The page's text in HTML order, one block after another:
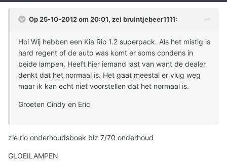
Op 25-10-2012 om 20:01, zei bruintjebeer1111:
Hoi Wij hebben een Kia Rio 1.2 superpack. Als het mistig is
hard regent of de auto was komt er soms condens in
beide lampen. Heeft hier iemand last van want de dealer
denkt dat het normaal is. Het gaat meestal er vlug weg
maar ik kan echt niet voorstellen dat het normaal is.
Groeten Cindy en Eric
zie rio onderhoudsboek blz 7/70 onderhoud
GLOEILAMPEN